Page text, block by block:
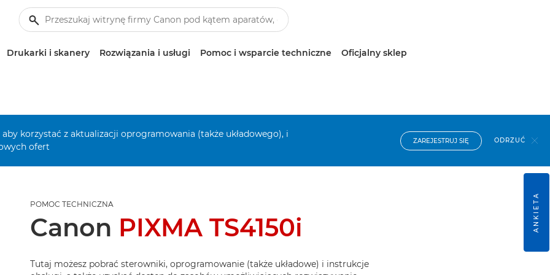
Drukarki i skanery Rozwiązania i usługi Pomoc i wsparcie techniczne Oficjalny sklep
korzystać z aktualizacji oprogramowania (także układowego), i
ofert
ZAREJESTRUJ SIĘ ODRZUĆ
POMOC TECHNICZNA
Canon PIXMA TS4150i
Tutaj możesz pobrać sterowniki, oprogramowanie (także układowe) i instrukcje
ANKIETA